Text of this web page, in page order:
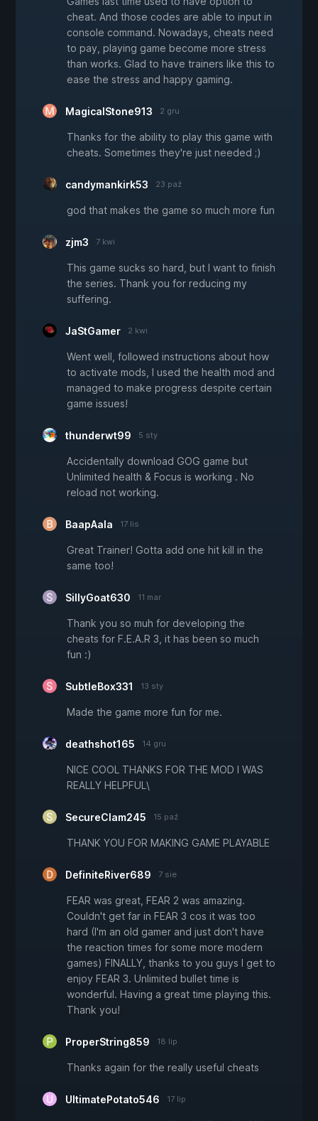
cheat. And those codes are able to input in
console command. Nowadays, cheats need
to pay, playing game become more stress
than works. Glad to have trainers like this to
ease the stress and happy gaming.
MagicalStone913 2 gru
Thanks for the ability to play this game with
cheats. Sometimes they're just needed ;)
candymankirk53 23 paź
god that makes the game so much more fun
zjm3 7 kwi
This game sucks so hard, but I want to finish
the series. Thank you for reducing my
suffering.
JaStGamer 2 kwi
Went well, followed instructions about how
to activate mods, I used the health mod and
managed to make progress despite certain
game issues!
thunderwt99 5 sty
Accidentally download GOG game but
Unlimited health & Focus is working . No
reload not working.
BaapAala 17 lis
Great Trainer! Gotta add one hit kill in the
same too!
SillyGoat630 11 mar
Thank you so muh for developing the
cheats for F.E.A.R 3, it has been so much
fun :)
SubtleBox331 13 sty
Made the game more fun for me.
deathshot165 14 gru
NICE COOL THANKS FOR THE MOD I WAS
REALLY HELPFUL\
SecureClam245 15 paź
THANK YOU FOR MAKING GAME PLAYABLE
DefiniteRiver689 7 sie
FEAR was great, FEAR 2 was amazing.
Couldn't get far in FEAR 3 cos it was too
hard (I'm an old gamer and just don't have
the reaction times for some more modern
games) FINALLY, thanks to you guys I get to
enjoy FEAR 3. Unlimited bullet time is
wonderful. Having a great time playing this.
Thank you!
ProperString859 18 lip
Thanks again for the really useful cheats
UltimatePotato546 17 lip